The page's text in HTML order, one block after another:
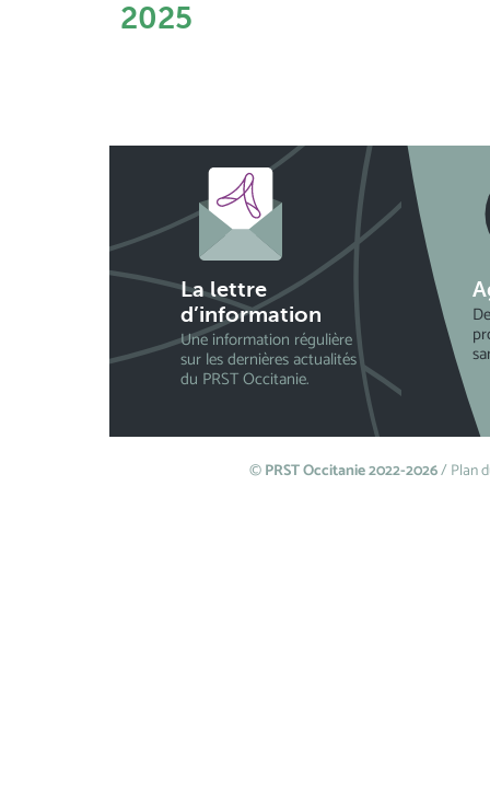
2025
La lettre
d’information
Une information régulière
sur les dernières actualités
du PRST Occitanie.
©PRST Occitanie 2022-2026/Plan